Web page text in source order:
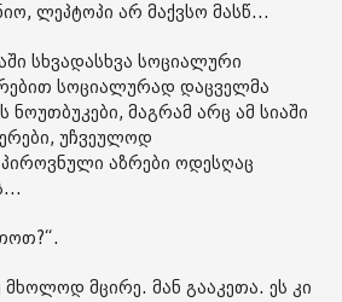
ლეპტოპი არ მაქვსო მასწ...
სხვადასხვა სოციალური
სოციალურად დაცველმა
ნოუთბუკები, მაგრამ არც ამ სიაში
უჩვეულოდ
აზრები ოდესღაც
მხოლოდ მცირე. მან გააკეთა. ეს კი